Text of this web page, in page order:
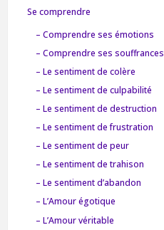
Se comprendre
– Comprendre ses émotions
– Comprendre ses souffrances
– Le sentiment de colère
– Le sentiment de culpabilité
– Le sentiment de destruction
– Le sentiment de frustration
– Le sentiment de peur
– Le sentiment de trahison
– Le sentiment d’abandon
– L’Amour égotique
– L’Amour véritable